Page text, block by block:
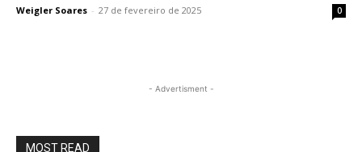
Weigler Soares - 27 de fevereiro de 2025 0
- Advertisment -
MOST READ